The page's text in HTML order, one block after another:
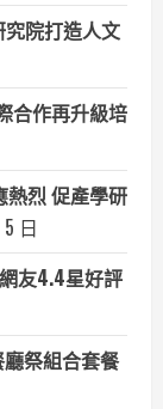
院打造人文
合作再升級培
熱烈 促產學研
日
友4.4星好評
祭組合套餐